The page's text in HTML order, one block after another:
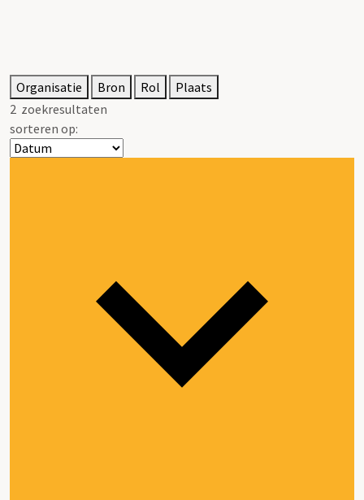
Organisatie Bron Rol
Plaats
2 zoekresultaten
sorteren op: